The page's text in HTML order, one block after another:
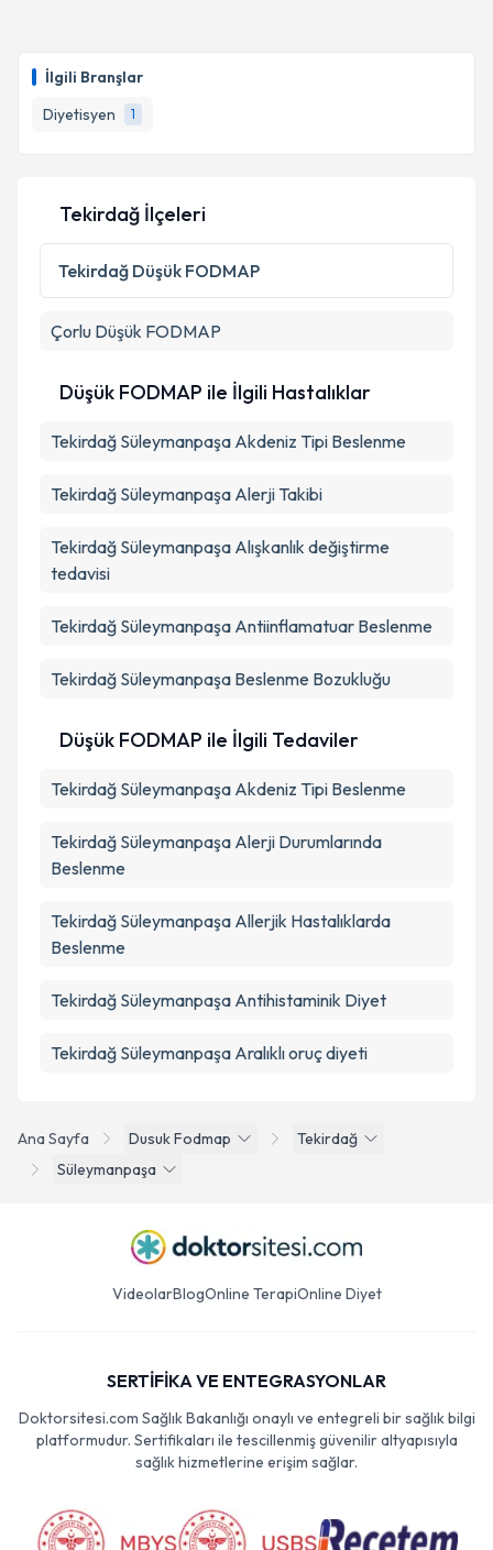
İlgili Branşlar
Diyetisyen
1
Ana Sayfa Dusuk Fodmap
Tekirdağ
Süleymanpaşa
Tekirdağ İlçeleri
Tekirdağ Düşük FODMAP
Çorlu Düşük FODMAP
Düşük FODMAP ile İlgili Hastalıklar
Tekirdağ Süleymanpaşa Akdeniz Tipi Beslenme
Tekirdağ Süleymanpaşa Alerji Takibi
Tekirdağ Süleymanpaşa Alışkanlık değiştirme
tedavisi
Tekirdağ Süleymanpaşa Antiinflamatuar Beslenme
Tekirdağ Süleymanpaşa Beslenme Bozukluğu
Düşük FODMAP ile İlgili Tedaviler
Tekirdağ Süleymanpaşa Akdeniz Tipi Beslenme
Tekirdağ Süleymanpaşa Alerji Durumlarında
Beslenme
Tekirdağ Süleymanpaşa Allerjik Hastalıklarda
Beslenme
Tekirdağ Süleymanpaşa Antihistaminik Diyet
Tekirdağ Süleymanpaşa Aralıklı oruç diyeti
VideolarBlogOnline TerapiOnline Diyet
SERTİFİKA VE ENTEGRASYONLAR
Doktorsitesi.com Sağlık Bakanlığı onaylı ve entegreli bir sağlık bilgi
platformudur. Sertifikaları ile tescillenmiş güvenilir altyapısıyla
sağlık hizmetlerine erişim sağlar.